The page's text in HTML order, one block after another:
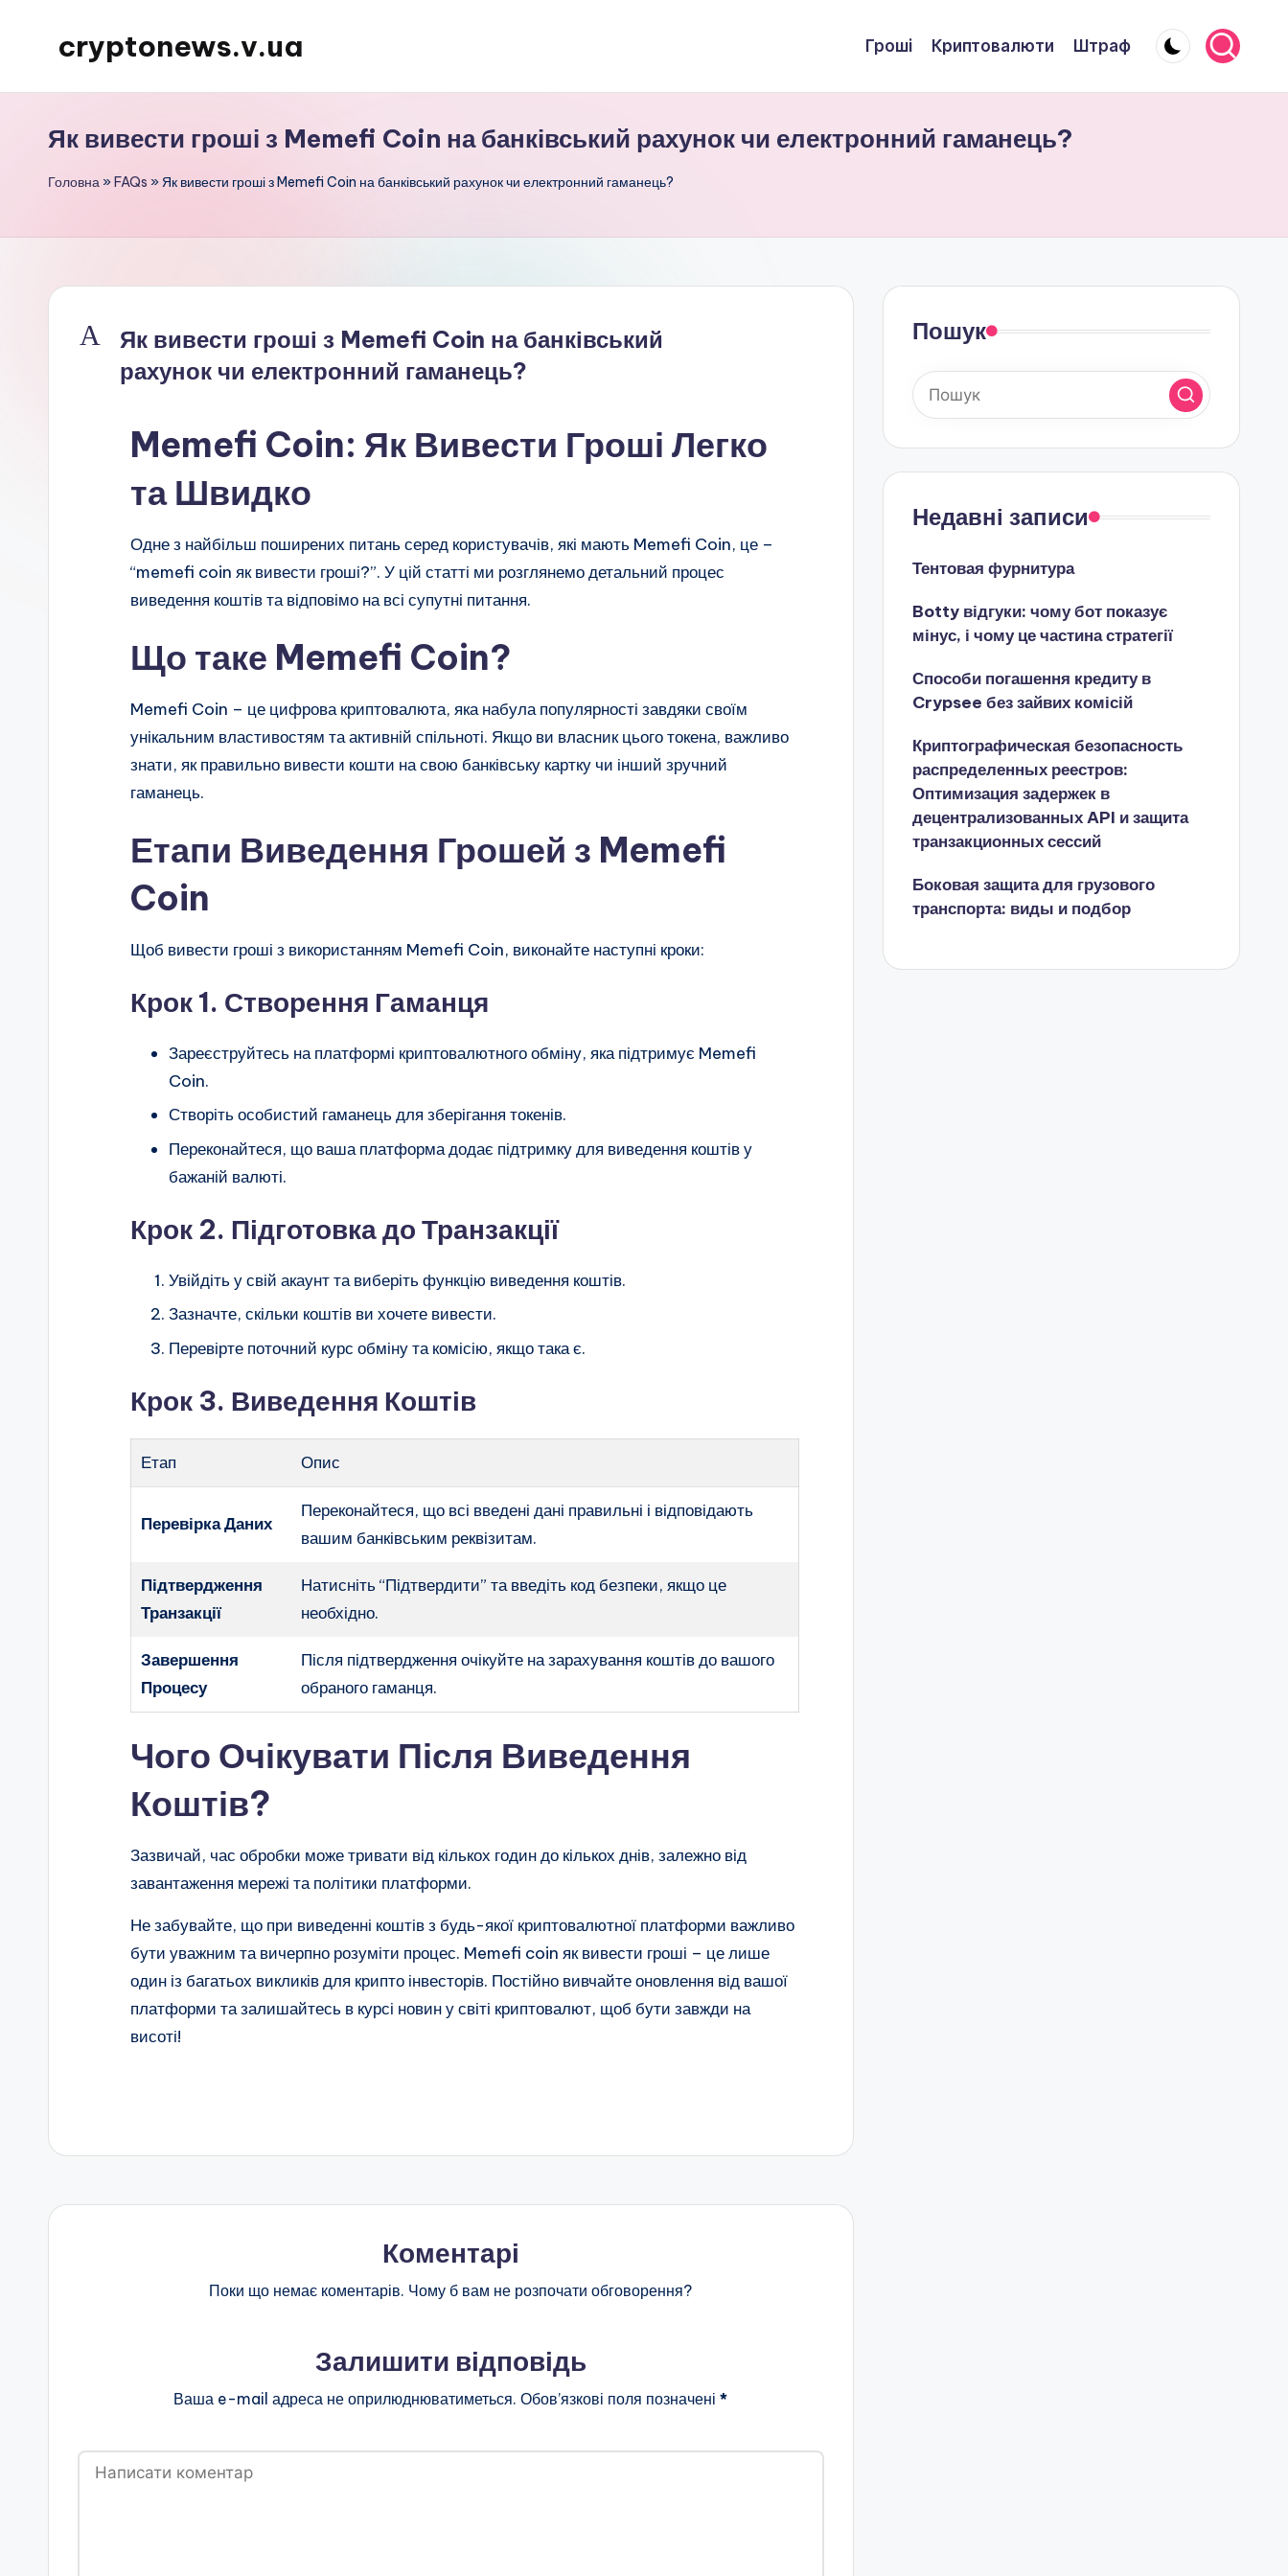
Перейтиcryptonews.v.ua
криптовалют,
Гроші Криптовалюти Штраф
Як вивести гроші з Memefi Coin на банківський рахунок чи електронний гаманець?
Головна»FAQs »Як вивести гроші з Memefi Coin на банківський рахунок чи електронний гаманець?
A
Як вивести гроші з Memefi Coin на банківський
рахунок чи електронний гаманець?
Memefi Coin: Як Вивести Гроші Легко
та Швидко
Одне з найбільш поширених питань серед користувачів, які мають Memefi Coin, це –
“memefi coin як вивести гроші?”. У цій статті ми розглянемо детальний процес
виведення коштів та відповімо на всі супутні питання.
Що таке Memefi Coin?
Memefi Coin – це цифрова криптовалюта, яка набула популярності завдяки своїм
унікальним властивостям та активній спільноті. Якщо ви власник цього токена, важливо
знати, як правильно вивести кошти на свою банківську картку чи інший зручний
гаманець.
Етапи Виведення Грошей з Memefi
Coin
Щоб вивести гроші з використанням Memefi Coin, виконайте наступні кроки:
Крок 1. Створення Гаманця
Зареєструйтесь на платформі криптовалютного обміну, яка підтримує Memefi
Coin.
Створіть особистий гаманець для зберігання токенів.
Переконайтеся, що ваша платформа додає підтримку для виведення коштів у
бажаній валюті.
Крок 2. Підготовка до Транзакції
Увійдіть у свій акаунт та виберіть функцію виведення коштів.
Зазначте, скільки коштів ви хочете вивести.
Перевірте поточний курс обміну та комісію, якщо така є.
Крок 3. Виведення Коштів
Етап Опис
Перевірка Даних
Переконайтеся, що всі введені дані правильні і відповідають
вашим банківським реквізитам.
Підтвердження
Транзакції
Натисніть “Підтвердити” та введіть код безпеки, якщо це
необхідно.
Завершення
Процесу
Після підтвердження очікуйте на зарахування коштів до вашого
обраного гаманця.
Чого Очікувати Після Виведення
Коштів?
Зазвичай, час обробки може тривати від кількох годин до кількох днів, залежно від
завантаження мережі та політики платформи.
Не забувайте, що при виведенні коштів з будь-якої криптовалютної платформи важливо
бути уважним та вичерпно розуміти процес. Memefi coin як вивести гроші – це лише
один із багатьох викликів для крипто інвесторів. Постійно вивчайте оновлення від вашої
платформи та залишайтесь в курсі новин у світі криптовалют, щоб бути завжди на
висоті!
Коментарі
Поки що немає коментарів. Чому б вам не розпочати обговорення?
Залишити відповідь
Ваша e-mail адреса не оприлюднюватиметься. Обов’язкові поля позначені*
Пошук
Недавні записи
Тентовая фурнитура
Botty відгуки: чому бот показує
мінус, і чому це частина стратегії
Способи погашення кредиту в
Crypsee без зайвих комісій
Криптографическая безопасность
распределенных реестров:
Оптимизация задержек в
децентрализованных API и защита
транзакционных сессий
Боковая защита для грузового
транспорта: виды и подбор